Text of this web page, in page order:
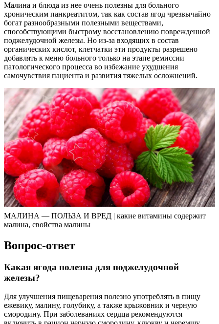
Малина и блюда из нее очень полезны для больного
хроническим панкреатитом, так как состав ягод чрезвычайно
богат разнообразными полезными веществами,
способствующими быстрому восстановлению поврежденной
поджелудочной железы. Но из-за входящих в состав
органических кислот, клетчатки эти продукты разрешено
добавлять к меню больного только на этапе ремиссии
патологического процесса во избежание ухудшения
самочувствия пациента и развития тяжелых осложнений.
МАЛИНА — ПОЛЬЗА И ВРЕД | какие витамины содержит
малина, свойства малины
Вопрос-ответ
Какая ягода полезна для поджелудочной
железы?
Для улучшения пищеварения полезно употреблять в пищу
ежевику, малину, голубику, а также крыжовник и черную
смородину. При заболеваниях сердца рекомендуются